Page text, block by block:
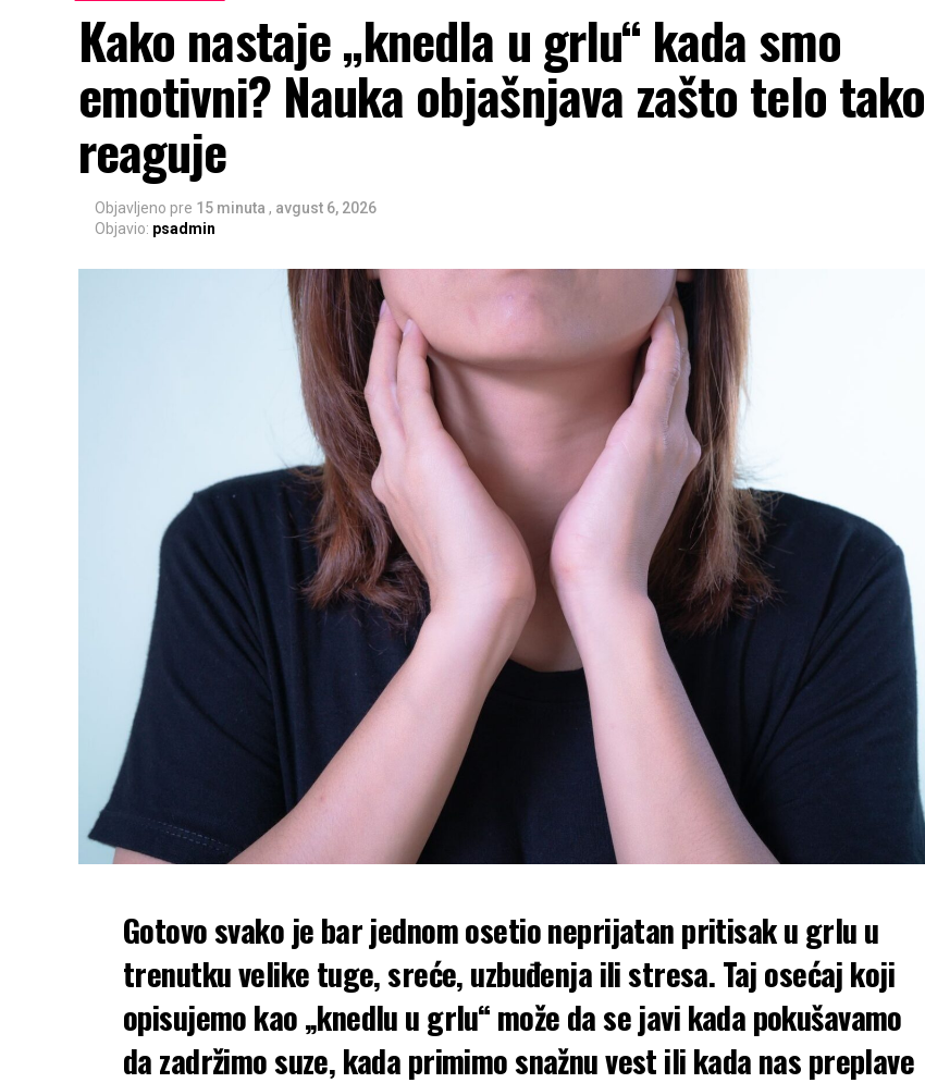
Kako nastaje „knedla u grlu“ kada smo
emotivni? Nauka objašnjava zašto telo tako
reaguje
Objavljeno pre 15 minuta , avgust 6, 2026
Objavio: psadmin
Gotovo svako je bar jednom osetio neprijatan pritisak u grlu u
trenutku velike tuge, sreće, uzbuđenja ili stresa. Taj osećaj koji
opisujemo kao „knedlu u grlu“ može da se javi kada pokušavamo
da zadržimo suze, kada primimo snažnu vest ili kada nas preplave